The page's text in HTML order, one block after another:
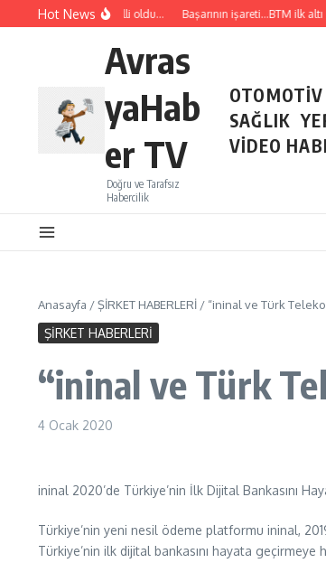
İçeriğe atlaHot News
ayı ihracatı belli oldu… Başarının işareti…BTM ilk altı
Avras
yaHab
er TV
Doğru ve Tarafsız
Habercilik
SAĞLIK
VİDEO
Anasayfa /ŞİRKET HABERLERİ / “ininal ve Türk
ŞİRKET HABERLERİ
“ininal ve Türk
4 Ocak 2020
ininal 2020’de Türkiye’nin İlk Dijital Bankasını
Türkiye’nin yeni nesil ödeme platformu ininal,
Türkiye’nin ilk dijital bankasını hayata